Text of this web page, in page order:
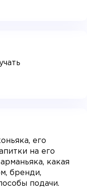
его
на его
какая
бренди,
подачи.